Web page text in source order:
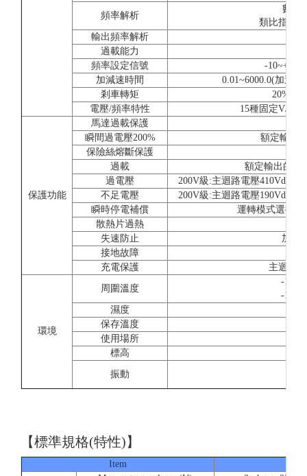
頻率解析
數位
類比指令
輸出頻率解析
過載能力
頻率設定信號
-
加減速時間
0.01~6000.0(加速
剎車轉矩
20%(附
電壓/頻率特性
15種固定V/f特
保護功能
馬達過載保護
瞬間過電壓200%
額定輸出
保險絲熔斷保護
過載
額定輸出的
過電壓
200V級:主迴路電壓410Vdc以
不足電壓
200V級:主迴路電壓190Vdc以
瞬時停電補償
運轉模式選擇約
散熱片過熱
失速防止
加減
接地故障
充電保護
主迴路
環境
周圍溫度
-
-
濕度
保存溫度
使用場所
標高
振動
【標準規格(特性)】
Item